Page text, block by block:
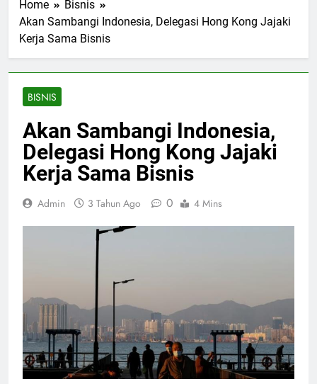
Home
Bisnis
Akan Sambangi Indonesia, Delegasi Hong Kong Jajaki
Kerja Sama Bisnis
BISNIS
Akan Sambangi Indonesia,
Delegasi Hong Kong Jajaki
Kerja Sama Bisnis
Admin 3 Tahun Ago 0 4 Mins